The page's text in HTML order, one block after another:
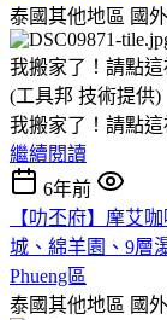
泰國其他地區 國
我搬家了！請點這
(工具邦 技術提供)
我搬家了！請點這
繼續閱讀
6年前
【叻丕府】摩艾
城、綿羊園、9層
Phueng區
泰國其他地區 國